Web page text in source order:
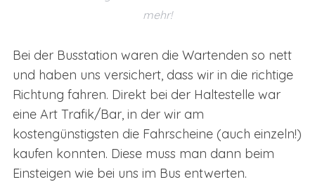
mehr!
Bei der Busstation waren die Wartenden so nett
und haben uns versichert, dass wir in die richtige
Richtung fahren. Direkt bei der Haltestelle war
eine Art Trafik/Bar, in der wir am
kostengünstigsten die Fahrscheine (auch einzeln!)
kaufen konnten. Diese muss man dann beim
Einsteigen wie bei uns im Bus entwerten.